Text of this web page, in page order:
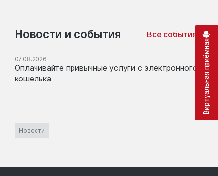
Новости и события Все события
07.08.2026
Оплачивайте привычные услуги с электронного
кошелька
Новости
Виртуальная приёмная